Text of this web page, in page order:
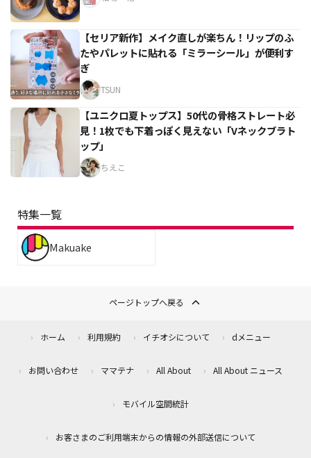
【セリア新作】メイク直しが楽ちん！リップのふ
たやパレットに貼れる「ミラーシール」が便利す
ぎ
TSUN
【ユニクロ夏トップス】50代の骨格ストレート必
見！1枚でも下着っぽく見えない「Vネックブラト
ップ」
ちえこ
特集一覧
Makuake
ページトップへ戻る
ホーム 利用規約 イチオシについて dメニュー
お問い合わせ ママテナ All About All About ニュース
モバイル空間統計
お客さまのご利用端末からの情報の外部送信について